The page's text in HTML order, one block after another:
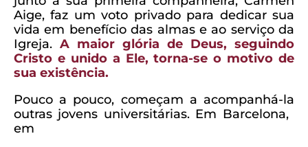
Aige, faz um voto privado para dedicar sua
vida em benefício das almas e ao serviço da
Igreja. A maior glória de Deus, seguindo
Cristo e unido a Ele, torna-se o motivo de
sua existência.
Pouco a pouco, começam a acompanhá-la
outras jovens universitárias. Em Barcelona, ​​
em